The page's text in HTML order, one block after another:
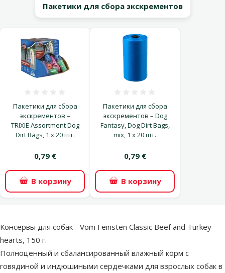
Пакетики для сбора экскрементов
Пакетики для сбора
экскрементов –
TRIXIE Assortment Dog
Dirt Bags, 1 x 20 шт.
0,79 €
В корзину
Пакетики для сбора
экскрементов – Dog
Fantasy, Dog Dirt Bags,
mix, 1 x 20 шт.
0,79 €
В корзину
superzoo.product.detail.content
Консервы для собак - Vom Feinsten Classic Beef and Turkey
hearts, 150 г.
Полноценный и сбалансированный влажный корм с
говядиной и индюшиными сердечками для взрослых собак в